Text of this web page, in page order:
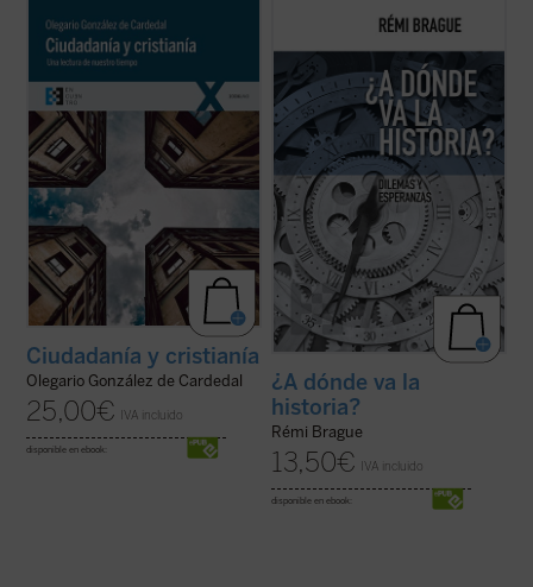
Joseph Ratzinger 2011, reflexiona aquí
sobre las actuales relaciones entre
Humanidad, ciudadanía y cristianía,
configuración personal de un hombre por
las realidades ...(ver ficha)
Ciudadanía y cristianía
Olegario González de Cardedal
25,00€ IVA incluido
disponible en ebook:
En este libro-entrevista Rémi Brague
realiza una aguda reflexión sobre cuál
hombre "posmoderno", quien considera
ingenuo todo intento de buscar en ella el
reflejo de un significado o los motivos para
... (ver ficha)
¿A dónde va la
historia?
Rémi Brague
13,50€ IVA incluido
disponible en ebook: